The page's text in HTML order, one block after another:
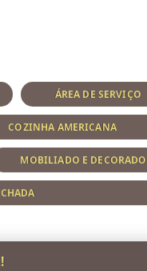
ÁREA DE SERVIÇO
COZINHA AMERICANA
MOBILIADO E DECORADO